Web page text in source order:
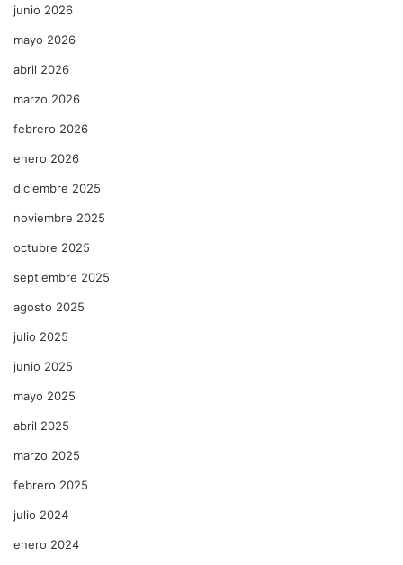
junio 2026
mayo 2026
abril 2026
marzo 2026
febrero 2026
enero 2026
diciembre 2025
noviembre 2025
octubre 2025
septiembre 2025
agosto 2025
julio 2025
junio 2025
mayo 2025
abril 2025
marzo 2025
febrero 2025
julio 2024
enero 2024